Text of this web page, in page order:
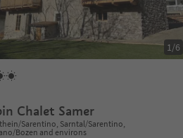
1/6
Chalet Samer
Sarentino, Sarntal/Sarentino,
Bozen and environs